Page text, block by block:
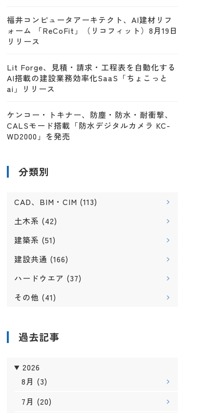
福井コンピュータアーキテクト、AI建材リフ
ォーム 「ReCoFit」（リコフィット）8月19日
リリース
Lit Forge、見積・請求・工程表を自動化する
AI搭載の建設業務効率化SaaS「ちょこっと
ai」リリース
ケンコー・トキナー、防塵・防水・耐衝撃、
CALSモード搭載「防水デジタルカメラ KC-
WD2000」を発売
分類別
CAD、BIM・CIM (113)
土木系 (42)
建築系 (51)
建設共通 (166)
ハードウエア (37)
その他 (41)
過去記事
2026
8月 (3)
7月 (20)